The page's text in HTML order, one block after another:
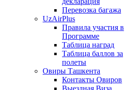
Перевозка багажа
UzAirPlus
Правила участия в
Программе
Таблица наград
Таблица баллов за
полеты
Овиры Ташкента
Контакты Овиров
Выездная Виза